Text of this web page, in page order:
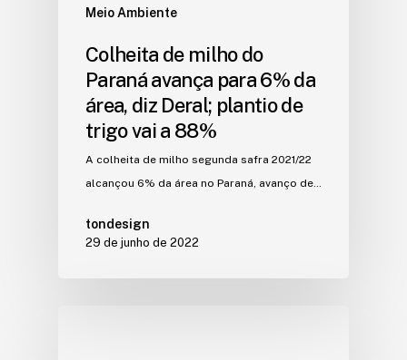
Meio Ambiente
Colheita de milho do
Paraná avança para 6% da
área, diz Deral; plantio de
trigo vai a 88%
A colheita de milho segunda safra 2021/22
alcançou 6% da área no Paraná, avanço de…
tondesign
29 de junho de 2022